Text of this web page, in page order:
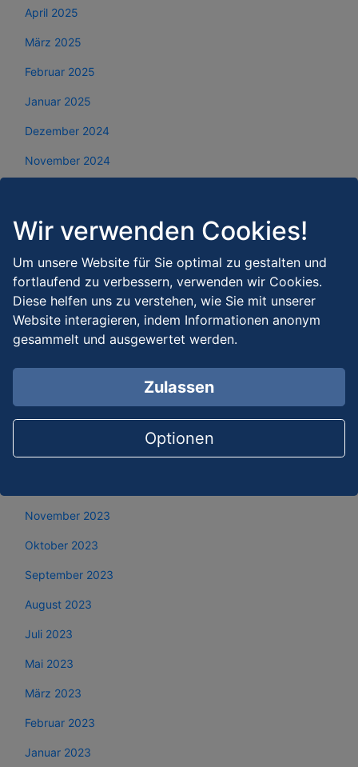
April 2025
März 2025
Februar 2025
Januar 2025
Dezember 2024
November 2024
September 2024
Juli 2024
Juni 2024
Mai 2024
April 2024
Januar 2024
November 2023
Oktober 2023
September 2023
August 2023
Juli 2023
Mai 2023
März 2023
Februar 2023
Januar 2023
Wir verwenden Cookies!
Um unsere Website für Sie optimal zu gestalten und
fortlaufend zu verbessern, verwenden wir Cookies.
Diese helfen uns zu verstehen, wie Sie mit unserer
Website interagieren, indem Informationen anonym
gesammelt und ausgewertet werden.
Zulassen
Optionen